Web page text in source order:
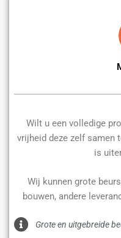
Wilt u een volledige
vrijheid deze zelf samen
is
Wij kunnen grote
bouwen, andere
Grote en uitgebreide